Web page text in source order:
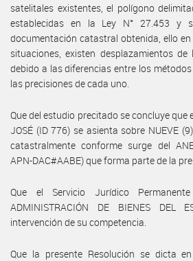
satelitales existentes, el polígono
establecidas en la Ley N° 27.453 y
documentación catastral obtenida, ello
situaciones, existen desplazamientos
debido a las diferencias entre los
las precisiones de cada uno.
Que del estudio precitado se concluye que
JOSÉ (ID 776) se asienta sobre NUEVE
catastralmente conforme surge del
APN-DAC#AABE) que forma parte de la
Que el Servicio Jurídico
ADMINISTRACIÓN DE BIENES DEL
intervención de su competencia.
Que la presente Resolución se dicta